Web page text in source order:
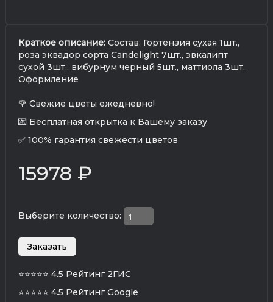
Краткое описание: Состав: Гортензия сухая 1шт.,
роза эквадор сорта Candelight 7шт., эвкалипт
сухой 3шт., вибурнум черный 5шт., маттиола 3шт.
Оформление
🌹 Свежие цветы ежедневно!
💌 Бесплатная открытка к Вашему заказу
✅ 100% гарантия свежести цветов
15978 ₽
Выберите количество:
⭐⭐⭐⭐⭐ 4.5 Рейтинг 2ГИС
⭐⭐⭐⭐⭐ 4.5 Рейтинг Google